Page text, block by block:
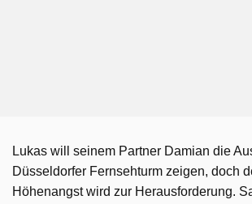
Lukas will seinem Partner Damian die
Düsseldorfer Fernsehturm zeigen, doch
Höhenangst wird zur Herausforderung.